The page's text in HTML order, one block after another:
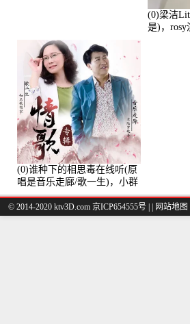
(0)梁洁
是)，rosy
(0)谁种下的相思毒在线听(原
唱是音乐走廊/歌一生)，小群
演唱点播:8975次
© 2014-2020 ktv3D.com 京ICP654555号 | 网站地图